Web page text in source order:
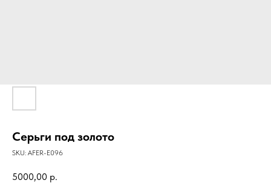
Серьги под золото
SKU: AFER-E096
5000,00 р.